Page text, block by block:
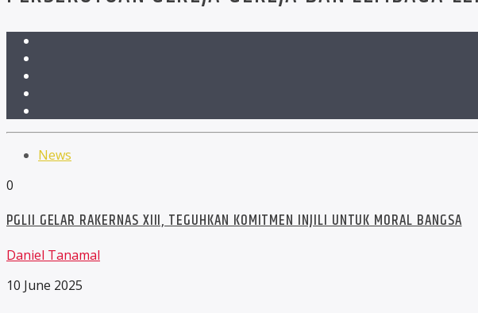
News
0
PGLII GELAR RAKERNAS XIII, TEGUHKAN KOMITMEN INJILI UNTUK MORAL BANGSA
Daniel Tanamal
10 June 2025